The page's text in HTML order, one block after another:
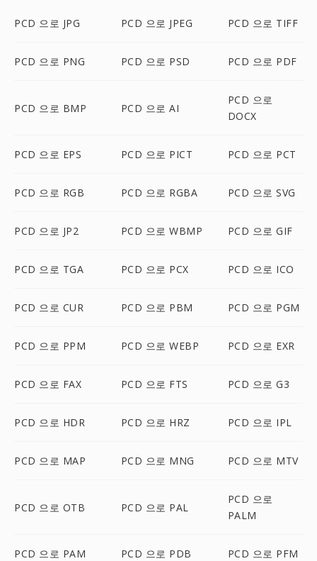
PCD 으로 JPG PCD 으로 JPEG PCD 으로 TIFF
PCD 으로 PNG PCD 으로 PSD PCD 으로 PDF
PCD 으로 BMP PCD 으로 AI
PCD 으로
DOCX
PCD 으로 EPS PCD 으로 PICT PCD 으로 PCT
PCD 으로 RGB PCD 으로 RGBA PCD 으로 SVG
PCD 으로 JP2 PCD 으로 WBMP PCD 으로 GIF
PCD 으로 TGA PCD 으로 PCX PCD 으로 ICO
PCD 으로 CUR PCD 으로 PBM PCD 으로 PGM
PCD 으로 PPM PCD 으로 WEBP PCD 으로 EXR
PCD 으로 FAX PCD 으로 FTS PCD 으로 G3
PCD 으로 HDR PCD 으로 HRZ PCD 으로 IPL
PCD 으로 MAP PCD 으로 MNG PCD 으로 MTV
PCD 으로 OTB PCD 으로 PAL
PCD 으로
PALM
PCD 으로 PAM PCD 으로 PDB PCD 으로 PFM